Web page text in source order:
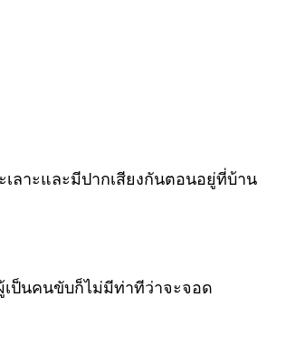
ลาะและมีปากเสียงกันตอนอยู่ที่บ้าน
ป็นคนขับก็ไม่มีท่าทีว่าจะจอด